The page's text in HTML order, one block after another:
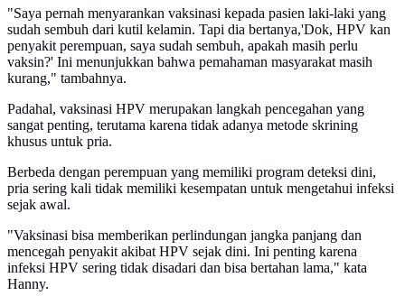
"Saya pernah menyarankan vaksinasi kepada pasien laki-laki yang
sudah sembuh dari kutil kelamin. Tapi dia bertanya,'Dok, HPV kan
penyakit perempuan, saya sudah sembuh, apakah masih perlu
vaksin?' Ini menunjukkan bahwa pemahaman masyarakat masih
kurang," tambahnya.
Padahal, vaksinasi HPV merupakan langkah pencegahan yang
sangat penting, terutama karena tidak adanya metode skrining
khusus untuk pria.
Berbeda dengan perempuan yang memiliki program deteksi dini,
pria sering kali tidak memiliki kesempatan untuk mengetahui infeksi
sejak awal.
"Vaksinasi bisa memberikan perlindungan jangka panjang dan
mencegah penyakit akibat HPV sejak dini. Ini penting karena
infeksi HPV sering tidak disadari dan bisa bertahan lama," kata
Hanny.